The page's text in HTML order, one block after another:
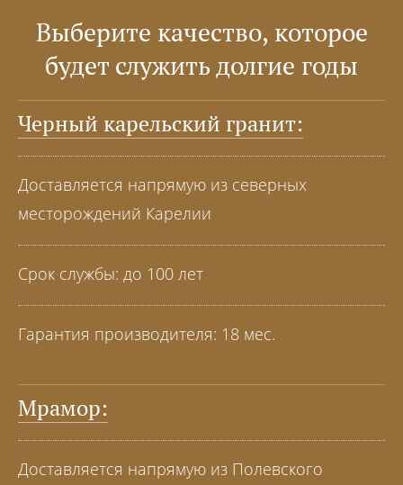
Выберите качество, которое
будет служить долгие годы
Черный карельский гранит:
Доставляется напрямую из северных
месторождений Карелии
Срок службы: до 100 лет
Гарантия производителя: 18 мес.
Мрамор:
Доставляется напрямую из Полевского